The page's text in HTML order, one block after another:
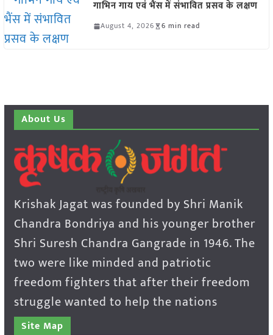
गाभिन गाय एवं भैंस में संभावित प्रसव के लक्षण
August 4, 2026 6 min read
About Us
Krishak Jagat was founded by Shri Manik
Chandra Bondriya and his younger brother
Shri Suresh Chandra Gangrade in 1946. The
two were like minded and patriotic
freedom fighters that after their freedom
struggle wanted to help the nations
Site Map